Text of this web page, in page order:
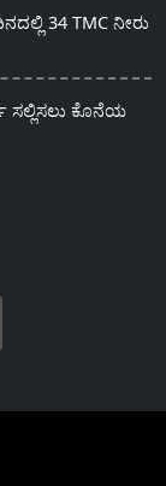
34 TMC ನೀರು
ಸಲ್ಲಿಸಲು ಕೊನೆಯ